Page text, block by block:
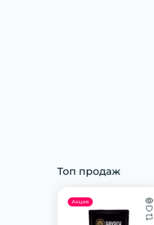
Топ продаж
Акция